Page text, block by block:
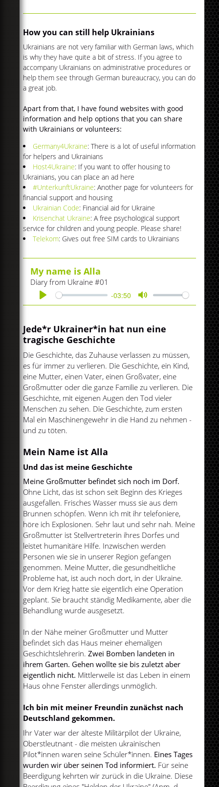
How you can still help Ukrainians
Ukrainians are not very familiar with German laws, which
is why they have quite a bit of stress. If you agree to
accompany Ukrainians on administrative procedures or
help them see through German bureaucracy, you can do
a great job.
Apart from that, I have found websites with good
information and help options that you can share
with Ukrainians or volunteers:
Germany4Ukraine: There is a lot of useful information
for helpers and Ukrainians
Host4Ukraine: If you want to offer housing to
Ukrainians, you can place an ad here
#UnterkunftUkraine: Another page for volunteers for
financial support and housing
Ukrainian Code: Financial aid for Ukraine
Krisenchat Ukraine: A free psychological support
service for children and young people. Please share!
Telekom: Gives out free SIM cards to Ukrainians
My name is Alla
Diary from Ukraine #01
Play
-03:50
Mute
Jede*r Ukrainer*in hat nun eine
tragische Geschichte
Die Geschichte, das Zuhause verlassen zu müssen,
es für immer zu verlieren. Die Geschichte, ein Kind,
eine Mutter, einen Vater, einen Großvater, eine
Großmutter oder die ganze Familie zu verlieren. Die
Geschichte, mit eigenen Augen den Tod vieler
Menschen zu sehen. Die Geschichte, zum ersten
Mal ein Maschinengewehr in die Hand zu nehmen -
und zu töten.
Mein Name ist Alla
Und das ist meine Geschichte
Meine Großmutter befindet sich noch im Dorf.
Ohne Licht, das ist schon seit Beginn des Krieges
ausgefallen. Frisches Wasser muss sie aus dem
Brunnen schöpfen. Wenn ich mit ihr telefoniere,
höre ich Explosionen. Sehr laut und sehr nah. Meine
Großmutter ist Stellvertreterin ihres Dorfes und
leistet humanitäre Hilfe. Inzwischen werden
Personen wie sie in unserer Region gefangen
genommen. Meine Mutter, die gesundheitliche
Probleme hat, ist auch noch dort, in der Ukraine.
Vor dem Krieg hatte sie eigentlich eine Operation
geplant. Sie braucht ständig Medikamente, aber die
Behandlung wurde ausgesetzt.
In der Nähe meiner Großmutter und Mutter
befindet sich das Haus meiner ehemaligen
Geschichtslehrerin.Zwei Bomben landeten in
ihrem Garten. Gehen wollte sie bis zuletzt aber
eigentlich nicht. Mittlerweile ist das Leben in einem
Haus ohne Fenster allerdings unmöglich.
Ich bin mit meiner Freundin zunächst nach
Deutschland gekommen.
Ihr Vater war der älteste Militärpilot der Ukraine,
Oberstleutnant - die meisten ukrainischen
Pilot*innen waren seine Schüler*innen. Eines Tages
wurden wir über seinen Tod informiert. Für seine
Beerdigung kehrten wir zurück in die Ukraine. Diese